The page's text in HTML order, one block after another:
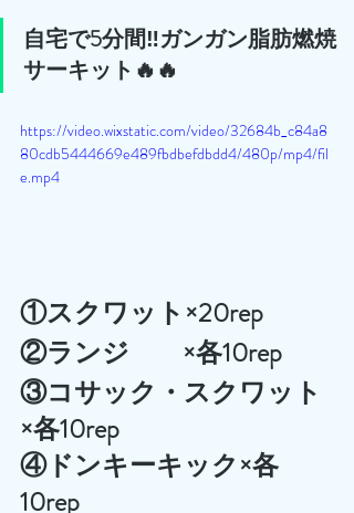
自宅で5分間‼️ガンガン脂肪燃焼
サーキット🔥🔥
https://video.wixstatic.com/video/32684b_c84a8
80cdb5444669e489fbdbefdbdd4/480p/mp4/fil
e.mp4
①スクワット×20rep
②ランジ　　×各10rep
③コサック・スクワット
×各10rep
④ドンキーキック×各
10rep